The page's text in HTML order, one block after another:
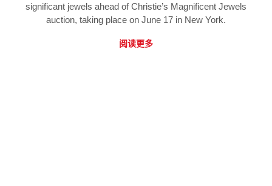
significant jewels ahead of Christie’s Magnificent Jewels
auction, taking place on June 17 in New York.
阅读更多